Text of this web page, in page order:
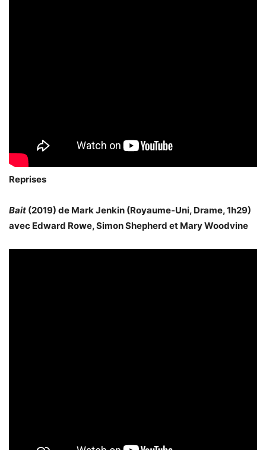
Reprises
Bait (2019) de Mark Jenkin (Royaume-Uni, Drame, 1h29)
avec Edward Rowe, Simon Shepherd et Mary Woodvine